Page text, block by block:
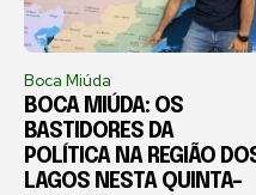
Boca Miúda
BOCA MIÚDA: OS
BASTIDORES DA
POLÍTICA NA REGIÃO
LAGOS NESTA QUINTA-